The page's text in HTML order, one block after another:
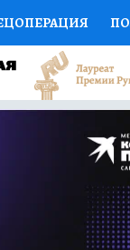
СПОРТ
НА